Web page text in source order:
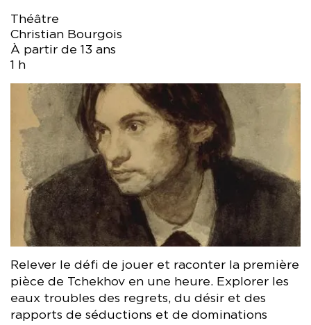
Théâtre
Christian Bourgois
À partir de 13 ans
1 h
Relever le défi de jouer et raconter la première
pièce de Tchekhov en une heure. Explorer les
eaux troubles des regrets, du désir et des
rapports de séductions et de dominations